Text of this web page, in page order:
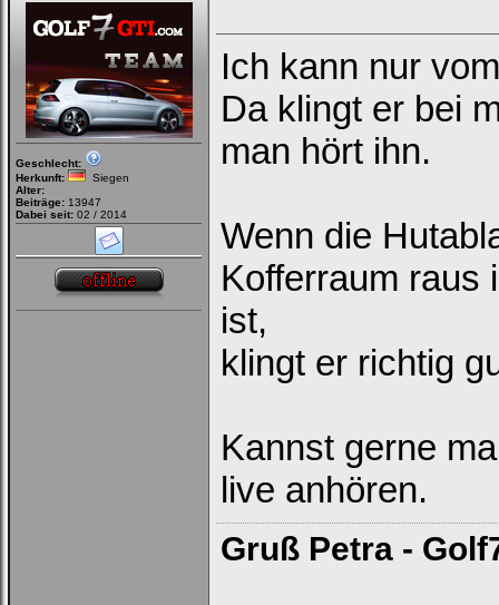
Geschlecht:
Herkunft:
Siegen
Alter:
Beiträge: 13947
Dabei seit: 02 / 2014
Ich kann nur
Da klingt er bei
man hört ihn.
Wenn die
Kofferraum raus
ist,
klingt er richtig
Kannst gerne
live anhören.
Gruß Petra -